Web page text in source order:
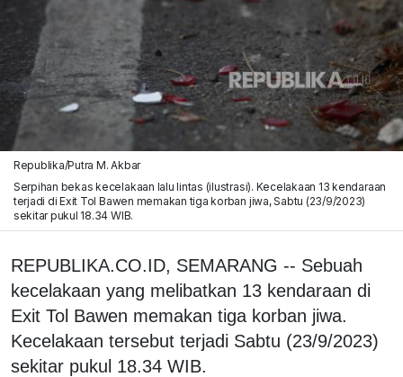
Republika/Putra M. Akbar
Serpihan bekas kecelakaan lalu lintas (ilustrasi). Kecelakaan 13 kendaraan
terjadi di Exit Tol Bawen memakan tiga korban jiwa, Sabtu (23/9/2023)
sekitar pukul 18.34 WIB.
REPUBLIKA.CO.ID, SEMARANG -- Sebuah
kecelakaan yang melibatkan 13 kendaraan di
Exit Tol Bawen memakan tiga korban jiwa.
Kecelakaan tersebut terjadi Sabtu (23/9/2023)
sekitar pukul 18.34 WIB.